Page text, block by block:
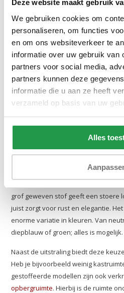
Deze website maakt gebruik
We gebruiken cookies om
personaliseren, om functies
en om ons websiteverkeer te
informatie over uw gebruik van
partners voor social media,
partners kunnen deze
informatie die u aan ze heeft
verzameld op basis van uw
Alles
Wil je jouw slaapkamer extra sfeer
gestoffeerd bed de perfecte keuze.
soms wat hard en koel kunnen
gezelligheid in het interieur. Bij
uitgebreide collectie samengesteld
een fijne plek maakt om tot rust te
Of je nu houdt van een moderne,
klassieke uitstraling met een mooie
vinden. Je combineert hiermee de
met de luchtigheid
De warme uitstraling van een
is meer dan alleen
grof geweven stof geeft een stoere
juist zorgt voor rust en elegantie.
enorme variatie in kleuren. Van
diepblauw of groen; alles is mogelijk.
Naast de uitstraling biedt deze
Heb je bijvoorbeeld weinig
gestoffeerde modellen zijn ook
opbergruimte. Hierbij is de ruimte